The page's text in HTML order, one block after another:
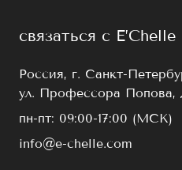
связаться с E’Chelle
Россия, г. Санкт-
ул. Профессора Попова,
пн-пт: 09:00-17:00 (МСК)
info@e-chelle.com